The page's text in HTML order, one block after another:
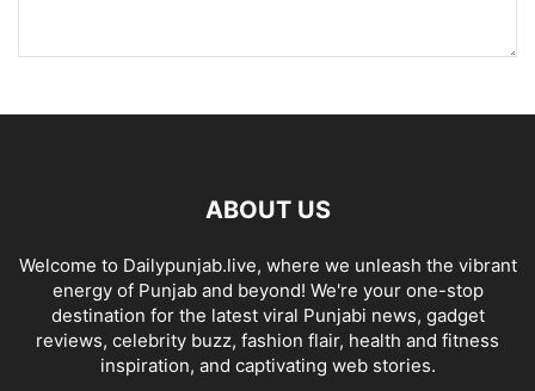
ABOUT US
Welcome to Dailypunjab.live, where we unleash the vibrant
energy of Punjab and beyond! We're your one-stop
destination for the latest viral Punjabi news, gadget
reviews, celebrity buzz, fashion flair, health and fitness
inspiration, and captivating web stories.